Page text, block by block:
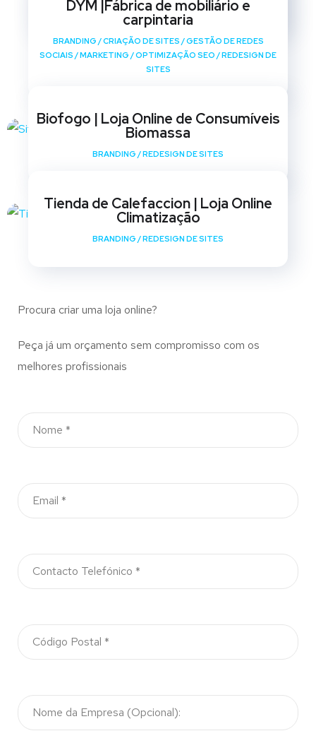
SITES
DYM |Fábrica de mobiliário e
carpintaria
BRANDING /CRIAÇÃO DE SITES /GESTÃO DE REDES
SOCIAIS /MARKETING /OPTIMIZAÇÃO SEO /REDESIGN DE
SITES
Biofogo | Loja Online de Consumíveis
Biomassa
BRANDING /REDESIGN DE SITES
Tienda de Calefaccion | Loja Online
Climatização
BRANDING /REDESIGN DE SITES
Procura criar uma loja online?
Peça já um orçamento sem compromisso com os
melhores profissionais